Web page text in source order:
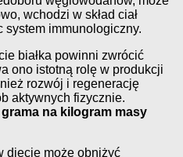
wchodzi w skład ciał
immunologiczny.
białka powinni zwrócić
ono istotną rolę w produkcji
rozwój i regenerację
aktywnych fizycznie.
grama na kilogram masy
diecie może obniżyć